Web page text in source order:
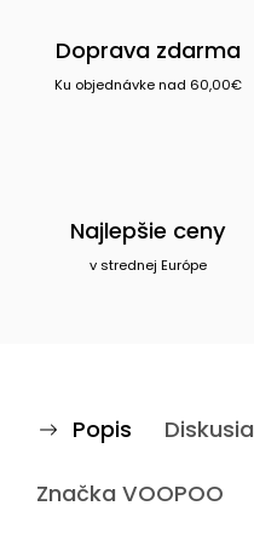
Doprava zdarma
Ku objednávke nad 60,00€
Najlepšie ceny
v strednej Európe
Popis Diskusia
Značka VOOPOO